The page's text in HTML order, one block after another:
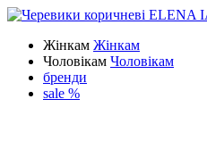
Жінкам Жінкам
Чоловікам Чоловікам
бренди
sale %